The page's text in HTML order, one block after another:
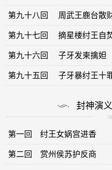
第九十八回 周武王鹿台散
第九十七回 摘星楼纣王自
第九十六回 子牙发柬擒妲
第九十五回 子牙暴纣王十
封神演
第一回 纣王女娲宫进香
第二回 赏州侯苏护反商